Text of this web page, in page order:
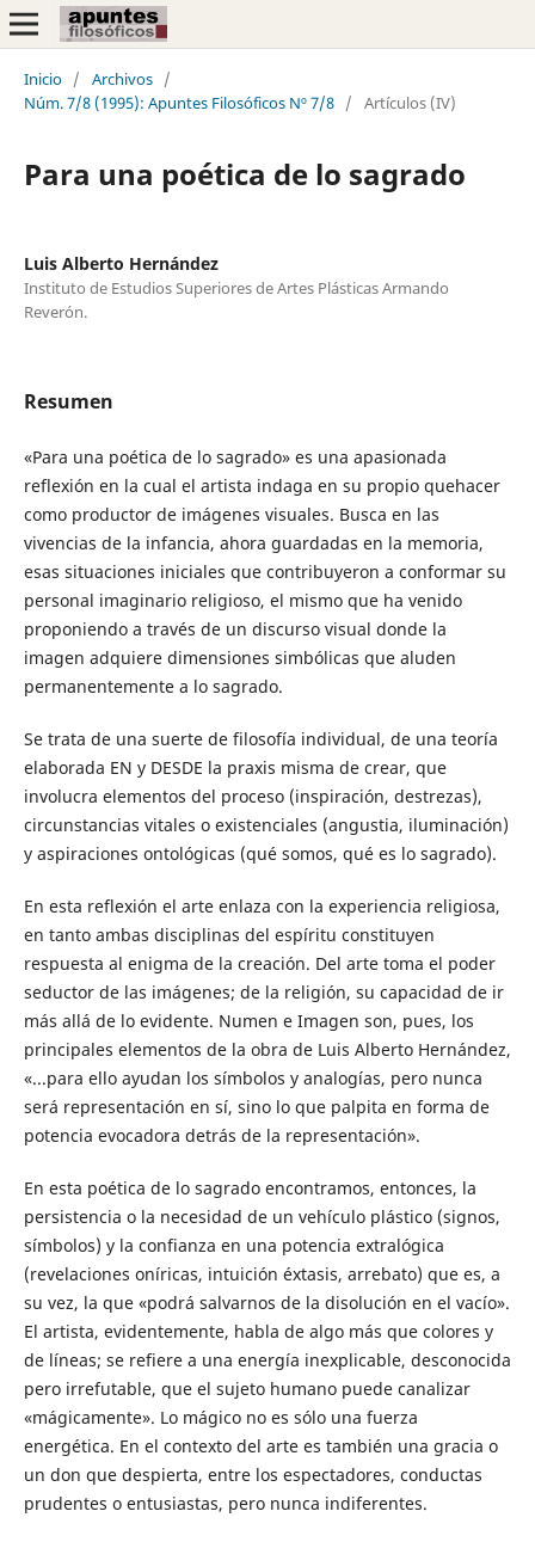
Inicio / Archivos /
Núm. 7/8 (1995): Apuntes Filosóficos Nº 7/8 / Artículos (IV)
Para una poética de lo sagrado
Luis Alberto Hernández
Instituto de Estudios Superiores de Artes Plásticas Armando
Reverón.
Resumen
«Para una poética de lo sagrado» es una apasionada
reflexión en la cual el artista indaga en su propio quehacer
como productor de imágenes visuales. Busca en las
vivencias de la infancia, ahora guardadas en la memoria,
esas situaciones iniciales que contribuyeron a conformar su
personal imaginario religioso, el mismo que ha venido
proponiendo a través de un discurso visual donde la
imagen adquiere dimensiones simbólicas que aluden
permanentemente a lo sagrado.
Se trata de una suerte de filosofía individual, de una teoría
elaborada EN y DESDE la praxis misma de crear, que
involucra elementos del proceso (inspiración, destrezas),
circunstancias vitales o existenciales (angustia, iluminación)
y aspiraciones ontológicas (qué somos, qué es lo sagrado).
En esta reflexión el arte enlaza con la experiencia religiosa,
en tanto ambas disciplinas del espíritu constituyen
respuesta al enigma de la creación. Del arte toma el poder
seductor de las imágenes; de la religión, su capacidad de ir
más allá de lo evidente. Numen e Imagen son, pues, los
principales elementos de la obra de Luis Alberto Hernández,
«...para ello ayudan los símbolos y analogías, pero nunca
será representación en sí, sino lo que palpita en forma de
potencia evocadora detrás de la representación».
En esta poética de lo sagrado encontramos, entonces, la
persistencia o la necesidad de un vehículo plástico (signos,
símbolos) y la confianza en una potencia extralógica
(revelaciones oníricas, intuición éxtasis, arrebato) que es, a
su vez, la que «podrá salvarnos de la disolución en el vacío».
El artista, evidentemente, habla de algo más que colores y
de líneas; se refiere a una energía inexplicable, desconocida
pero irrefutable, que el sujeto humano puede canalizar
«mágicamente». Lo mágico no es sólo una fuerza
energética. En el contexto del arte es también una gracia o
un don que despierta, entre los espectadores, conductas
prudentes o entusiastas, pero nunca indiferentes.